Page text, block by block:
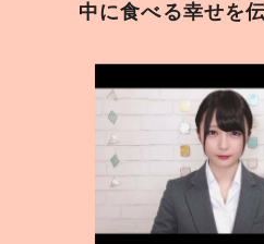
中に食べる幸せを